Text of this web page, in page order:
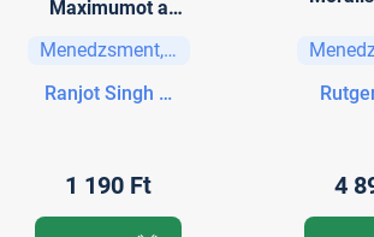
Maximumot a
Menedzsment, vezetési stratégiák
Ranjot Singh Chahal
1 190 Ft 4